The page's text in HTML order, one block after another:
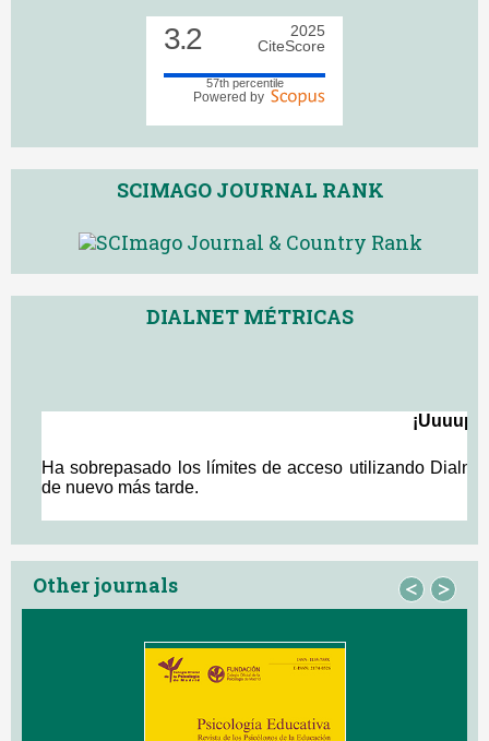
3.2
2025
CiteScore
57th percentile
Powered by
SCIMAGO JOURNAL RANK
DIALNET MÉTRICAS
Other journals < >